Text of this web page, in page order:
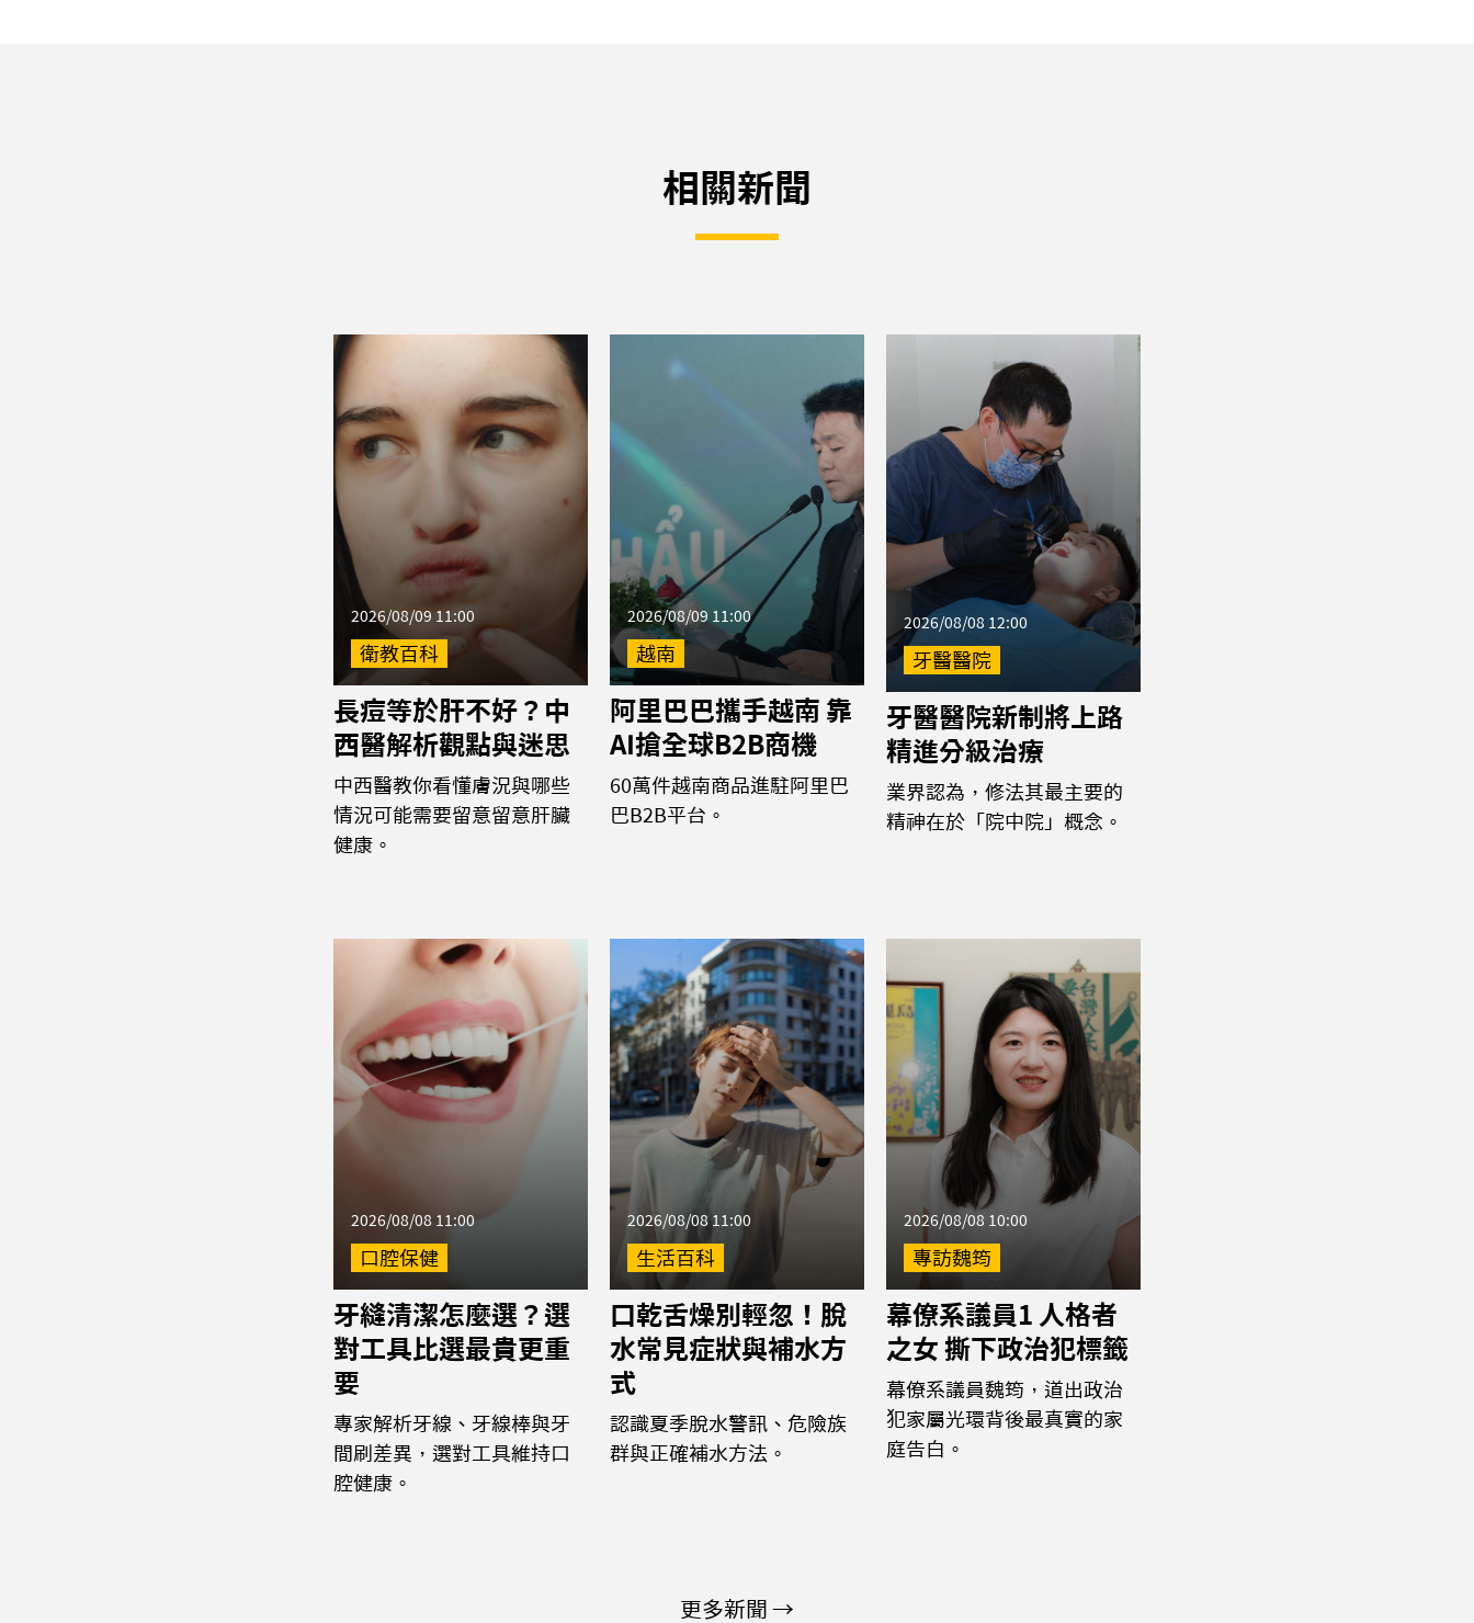
相關新聞
2026/08/09 11:00
衛教百科
長痘等於肝不好？中
西醫解析觀點與迷思
中西醫教你看懂膚況與哪些
情況可能需要留意留意肝臟
健康。
2026/08/09 11:00
越南
阿里巴巴攜手越南 靠
AI搶全球B2B商機
60萬件越南商品進駐阿里巴
巴B2B平台。
2026/08/08 12:00
牙醫醫院
牙醫醫院新制將上路
精進分級治療
業界認為，修法其最主要的
精神在於「院中院」概念。
2026/08/08 11:00
口腔保健
牙縫清潔怎麼選？選
對工具比選最貴更重
要
專家解析牙線、牙線棒與牙
間刷差異，選對工具維持口
腔健康。
2026/08/08 11:00
生活百科
口乾舌燥別輕忽！脫
水常見症狀與補水方
式
認識夏季脫水警訊、危險族
群與正確補水方法。
2026/08/08 10:00
專訪魏筠
幕僚系議員1 人格者
之女 撕下政治犯標籤
幕僚系議員魏筠，道出政治
犯家屬光環背後最真實的家
庭告白。
更多新聞 →